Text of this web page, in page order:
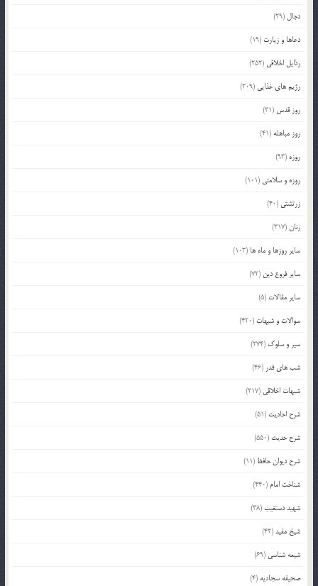
دجال (29)
دعاها و زیارت (19)
رذایل اخلاقی (252)
رژیم های غذایی (209)
روز قدس (31)
روز مباهله (41)
روزه (93)
روزه و سلامتی (101)
زرتشتی (40)
زنان(317)
سایر روزها و ماه ها (103)
سایر فروع دین (72)
سایر مقالات (5)
سوالات و شبهات (420)
سیر و سلوک (274)
شب های قدر (46)
شبهات اخلاقی (217)
شرح احادیث (51)
شرح حدیث (550)
شرح دیوان حافظ (11)
شناخت امام (440)
شهید دستغیب(38)
شیخ مفید(42)
شیعه شناسی (69)
صحیفه سجادیه (4)